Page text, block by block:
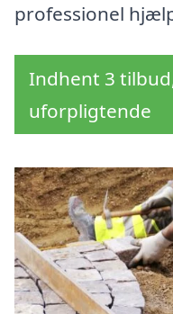
professionel
Indhent 3
uforpligtende